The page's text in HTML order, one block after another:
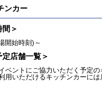
ンカー
間＞
開始時刻)～
定店舗一覧＞
ベントにご協力いただく予定
用いただけるキッチンカーに